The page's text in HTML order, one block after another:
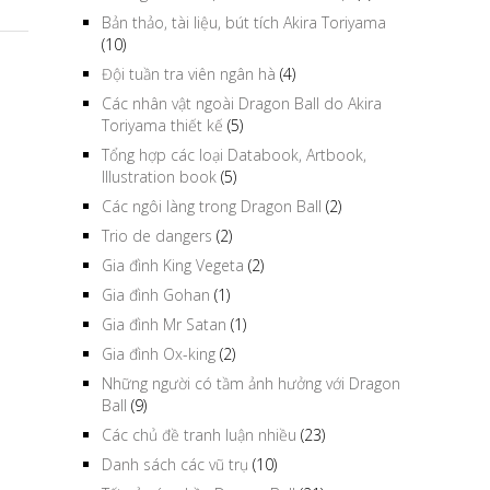
Bản thảo, tài liệu, bút tích Akira Toriyama
(10)
Đội tuần tra viên ngân hà (4)
Các nhân vật ngoài Dragon Ball do Akira
Toriyama thiết kế (5)
Tổng hợp các loại Databook, Artbook,
Illustration book (5)
Các ngôi làng trong Dragon Ball (2)
Trio de dangers (2)
Gia đình King Vegeta (2)
Gia đình Gohan (1)
Gia đình Mr Satan (1)
Gia đình Ox-king (2)
Những người có tầm ảnh hưởng với Dragon
Ball (9)
Các chủ đề tranh luận nhiều (23)
Danh sách các vũ trụ (10)